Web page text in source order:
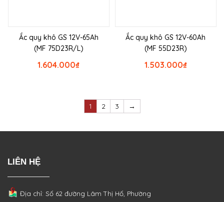
Ắc quy khô GS 12V-65Ah
(MF 75D23R/L)
₫
1.604.000
Ắc quy khô GS 12V-60Ah
(MF 55D23R)
₫
1.503.000
1 2 3 →
LIÊN HỆ
Địa chỉ: Số 62 đường Lâm Thị Hố, Phường